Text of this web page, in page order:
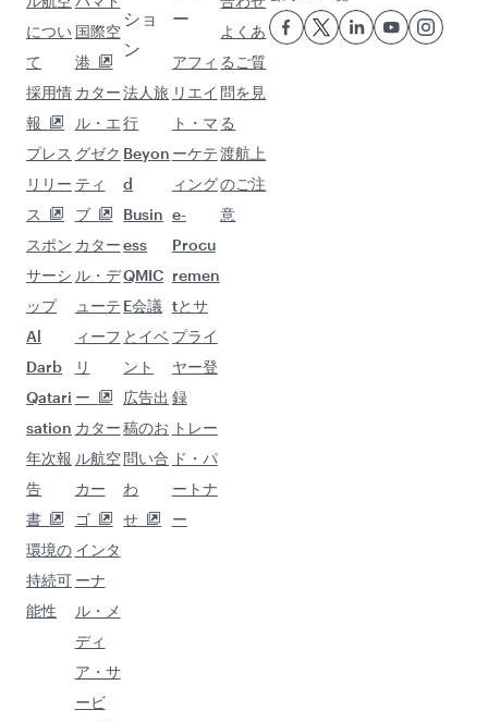
につい
て
採用情
報
プレス
リリー
ス
スポン
サーシ
ップ
Al
Darb
Qatari
sation
年次報
告
書
環境の
持続可
能性
国際空
港
カター
ル・エ
グゼク
ティ
ブ
カター
ル・デ
ューテ
ィーフ
リ
ー
カター
ル航空
カー
ゴ
インタ
ーナ
ル・メ
ディ
ア・サ
ービ
ショ
ン
法人旅
行
Beyon
d
Busin
ess
QMIC
E会議
とイベ
ント
広告出
稿のお
問い合
わ
せ
ー
アフィ
リエイ
ト・マ
ーケテ
ィング
e-
Procu
remen
tとサ
プライ
ヤー登
録
トレー
ド・パ
ートナ
ー
よくあ
るご質
問を見
る
渡航上
のご注
意